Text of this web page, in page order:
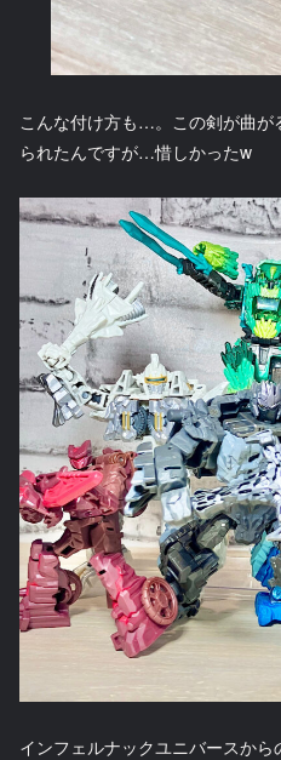
こんな付け方も…。この剣が曲が
られたんですが…惜しかったw
インフェルナックユニバースから